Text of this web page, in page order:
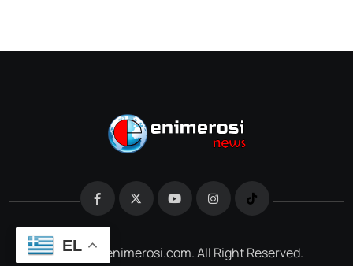
@2026 e-enimerosi.com. All Right Reserved.
EL